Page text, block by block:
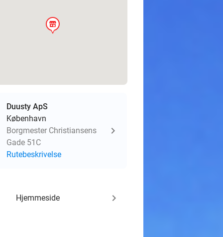
store
Duusty ApS
København
Borgmester Christiansens
Gade 51C
Rutebeskrivelse
Hjemmeside keyboard_arrow_right